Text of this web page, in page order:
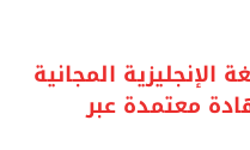
الإنجليزية المجانية
معتمدة عبر